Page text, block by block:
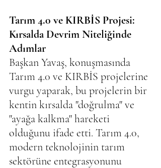
Tarım 4.0 ve KIRBİS Projesi:
Kırsalda Devrim Niteliğinde
Adımlar
Başkan Yavaş, konuşmasında
Tarım 4.0 ve KIRBİS projelerine
vurgu yaparak, bu projelerin bir
kentin kırsalda "doğrulma" ve
"ayağa kalkma" hareketi
olduğunu ifade etti. Tarım 4.0,
modern teknolojinin tarım
sektörüne entegrasyonunu